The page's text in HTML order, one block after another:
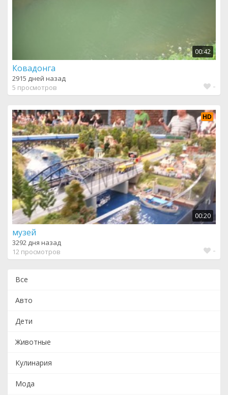
00:42
Ковадонга
2915 дней назад
5 просмотров
-
HD
00:20
музей
3292 дня назад
12 просмотров
-
Все
Авто
Дети
Животные
Кулинария
Мода